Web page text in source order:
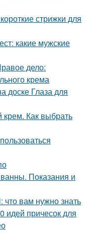
стрижки для
какие мужские
дело:
крема
доске Глаза для
Как выбрать
Показания и
вам нужно знать
идей причесок для